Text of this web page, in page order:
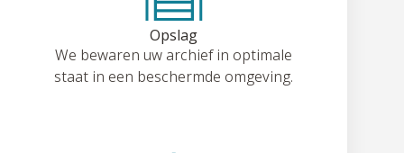
Opslag
We bewaren uw archief in optimale
staat in een beschermde omgeving.